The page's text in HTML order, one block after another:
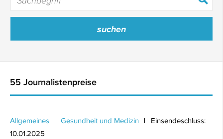
55 Journalistenpreise
Allgemeines Gesundheit und Medizin
Einsendeschluss:
10.01.2025